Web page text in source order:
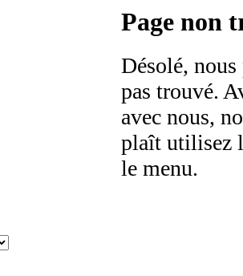
Page non
Désolé,
pas trouvé.
avec nous,
plaît utilisez
le menu.